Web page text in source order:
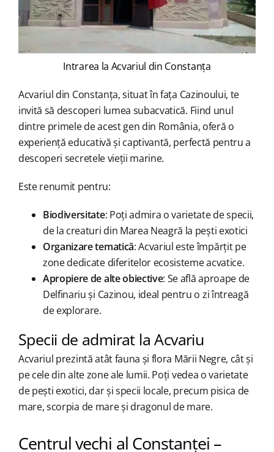
Intrarea la Acvariul din Constanța
Acvariul din Constanța, situat în fața Cazinoului, te
invită să descoperi lumea subacvatică. Fiind unul
dintre primele de acest gen din România, oferă o
experiență educativă și captivantă, perfectă pentru a
descoperi secretele vieții marine.
Este renumit pentru:
Biodiversitate: Poți admira o varietate de specii,
de la creaturi din Marea Neagră la pești exotici
Organizare tematică: Acvariul este împărțit pe
zone dedicate diferitelor ecosisteme acvatice.
Apropiere de alte obiective: Se află aproape de
Delfinariu și Cazinou, ideal pentru o zi întreagă
de explorare.
Specii de admirat la Acvariu
Acvariul prezintă atât fauna și flora Mării Negre, cât și
pe cele din alte zone ale lumii. Poți vedea o varietate
de pești exotici, dar și specii locale, precum pisica de
mare, scorpia de mare și dragonul de mare.
Centrul vechi al Constanței –